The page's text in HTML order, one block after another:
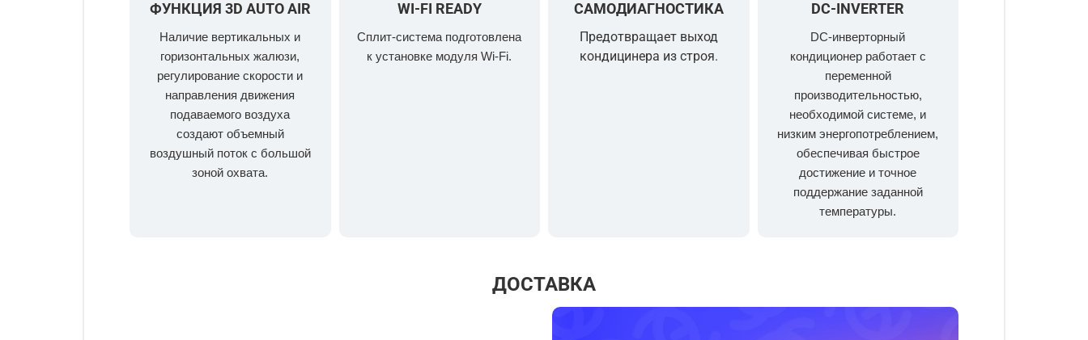
ФУНКЦИЯ 3D AUTO AIR
Наличие вертикальных и
горизонтальных жалюзи,
регулирование скорости и
направления движения
подаваемого воздуха
создают объемный
воздушный поток с большой
зоной охвата.
WI-FI READY
Сплит-система подготовлена
к установке модуля Wi-Fi.
САМОДИАГНОСТИКА
Предотвращает выход
кондицинера из строя.
DC-INVERTER
DC-инверторный
кондиционер работает с
переменной
производительностью,
необходимой системе, и
низким энергопотреблением,
обеспечивая быстрое
достижение и точное
поддержание заданной
температуры.
ДОСТАВКА